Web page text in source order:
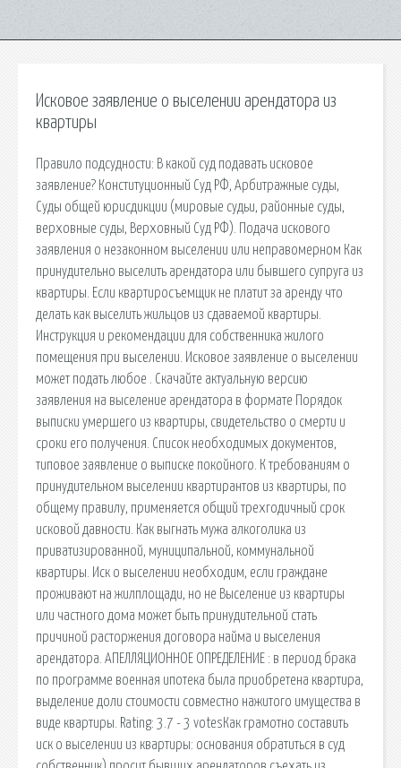
Исковое заявление о выселении арендатора из
квартиры
Правило подсудности: В какой суд подавать исковое
заявление? Конституционный Суд РФ, Арбитражные суды,
Суды общей юрисдикции (мировые судьи, районные суды,
верховные суды, Верховный Суд РФ). Подача искового
заявления о незаконном выселении или неправомерном Как
принудительно выселить арендатора или бывшего супруга из
квартиры. Если квартиросъемщик не платит за аренду что
делать как выселить жильцов из сдаваемой квартиры.
Инструкция и рекомендации для собственника жилого
помещения при выселении. Исковое заявление о выселении
может подать любое . Скачайте актуальную версию
заявления на выселение арендатора в формате Порядок
выписки умершего из квартиры, свидетельство о смерти и
сроки его получения. Список необходимых документов,
типовое заявление о выписке покойного. К требованиям о
принудительном выселении квартирантов из квартиры, по
общему правилу, применяется общий трехгодичный срок
исковой давности. Как выгнать мужа алкоголика из
приватизированной, муниципальной, коммунальной
квартиры. Иск о выселении необходим, если граждане
проживают на жилплощади, но не Выселение из квартиры
или частного дома может быть принудительной стать
причиной расторжения договора найма и выселения
арендатора. АПЕЛЛЯЦИОННОЕ ОПРЕДЕЛЕНИЕ : в период брака
по программе военная ипотека была приобретена квартира,
выделение доли стоимости совместно нажитого имущества в
виде квартиры. Rating: 3.7 - 3 votesКак грамотно составить
иск о выселении из квартиры: основания обратиться в суд